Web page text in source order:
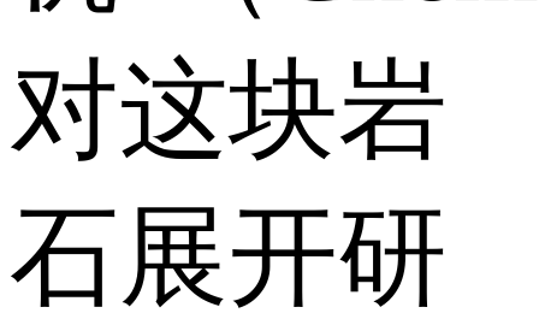
对这块岩
石展开研